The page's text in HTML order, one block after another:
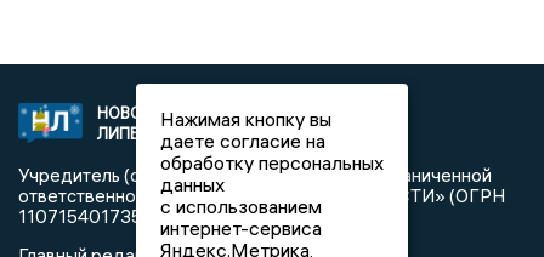
НОВОСТИ
ЛИПЕЦКА
2021 © NEWSLIPETSK.RU | СИ
«Новости Липецка»
Учредитель (соучредители): Общество с ограниченной
ответственностью «РЕГИОНАЛЬНЫЕ НОВОСТИ» (ОГРН
1107154017354)
Нажимая кнопку вы
даете согласие на
обработку персональных
данных
с использованием
интернет-сервиса
Яндекс.Метрика,